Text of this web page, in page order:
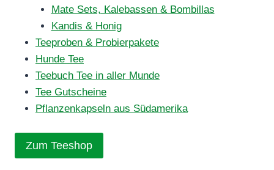
Mate Sets, Kalebassen & Bombillas
Kandis & Honig
Teeproben & Probierpakete
Hunde Tee
Teebuch Tee in aller Munde
Tee Gutscheine
Pflanzenkapseln aus Südamerika
Zum Teeshop